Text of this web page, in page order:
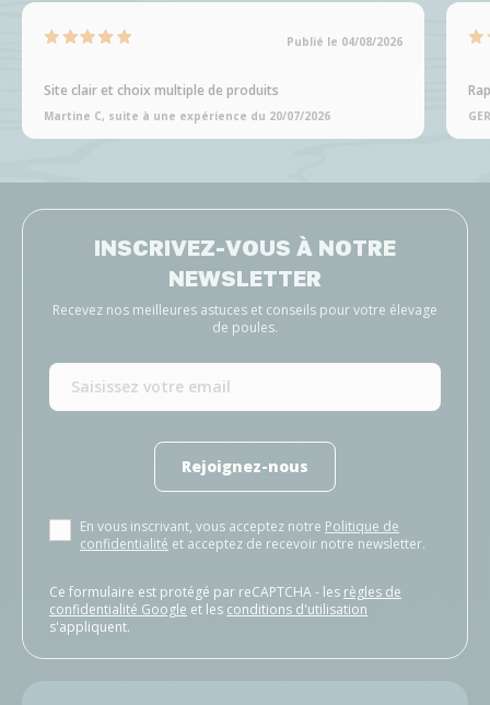
Publié le 04/08/2026
Site clair et choix multiple de produits
Martine C, suite à une expérience du 20/07/2026
INSCRIVEZ-VOUS À NOTRE
NEWSLETTER
Recevez nos meilleures astuces et conseils pour votre élevage
de poules.
Rejoignez-nous
En vous inscrivant, vous acceptez notre Politique de
confidentialité et acceptez de recevoir notre newsletter.
Ce formulaire est protégé par reCAPTCHA - les règles de
confidentialité Google et les conditions d'utilisation
s'appliquent.